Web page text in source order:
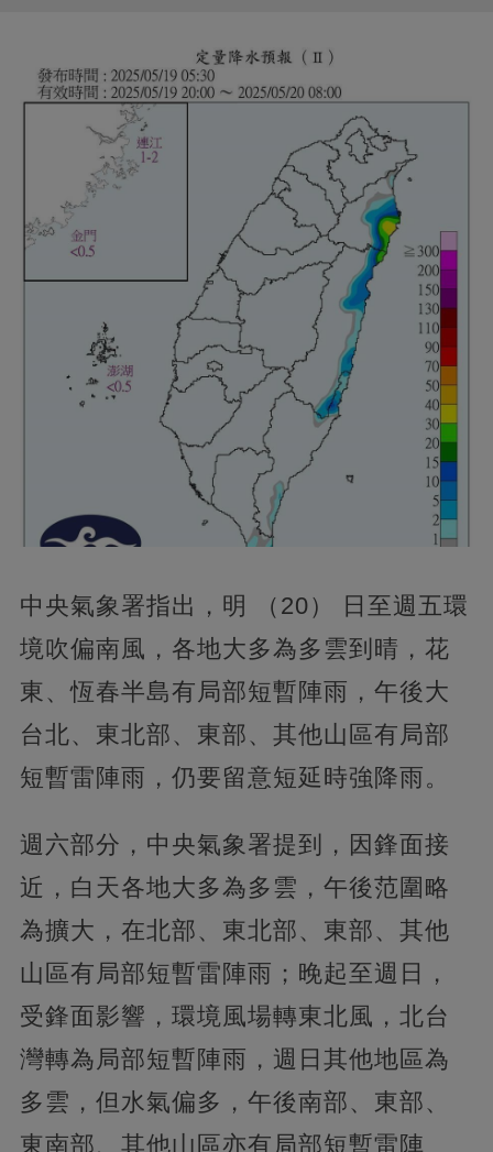
中央氣象署指出，明 （20） 日至週五環
境吹偏南風，各地大多為多雲到晴，花
東、恆春半島有局部短暫陣雨，午後大
台北、東北部、東部、其他山區有局部
短暫雷陣雨，仍要留意短延時強降雨。
週六部分，中央氣象署提到，因鋒面接
近，白天各地大多為多雲，午後范圍略
為擴大，在北部、東北部、東部、其他
山區有局部短暫雷陣雨；晚起至週日，
受鋒面影響，環境風場轉東北風，北台
灣轉為局部短暫陣雨，週日其他地區為
多雲，但水氣偏多，午後南部、東部、
東南部、其他山區亦有局部短暫雷陣